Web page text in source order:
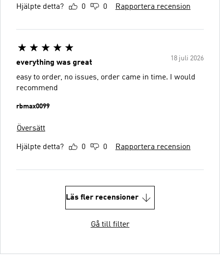
Hjälpte detta? 0 0 Rapportera recension
18 juli 2026
everything was great
easy to order, no issues, order came in time. I would
recommend
rbmax0099
Översätt
Hjälpte detta? 0 0 Rapportera recension
Läs fler recensioner
Gå till filter